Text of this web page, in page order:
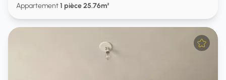
Appartement1 pièce 25.76m²